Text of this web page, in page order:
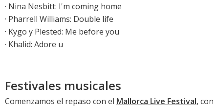
· Nina Nesbitt: I'm coming home
· Pharrell Williams: Double life
· Kygo y Plested: Me before you
· Khalid: Adore u
Festivales musicales
Comenzamos el repaso con el Mallorca Live Festival, con